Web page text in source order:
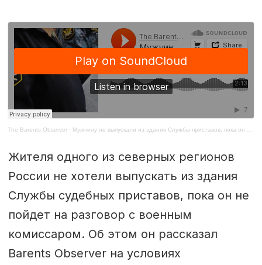
The Barents Observer · Мужчину не выпускали из здания Службы приставов, пока он не отметится у военного комиссара
Жителя одного из северных регионов
России не хотели выпускать из здания
Службы судебных приставов, пока он не
пойдет на разговор с военным
комиссаром. Об этом он рассказал
Barents Observer на условиях